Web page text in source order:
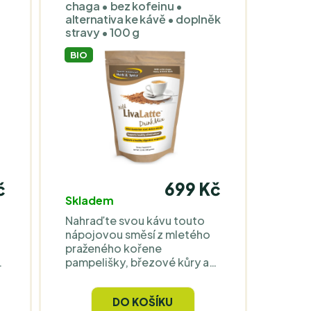
Halal. Jsme výhradním
dovozcem a distributorem
značky pro celou Evropu.
chaga • bez kofeinu •
alternativa ke kávě • doplněk
stravy • 100 g
BIO
Skladem
699 Kč
Nahraďte svou kávu touto
nápojovou směsí z mletého
praženého kořene
pampelišky, březové kůry a
North American Herb and
Spice nabízí jedinečnou
DO KOŠÍKU